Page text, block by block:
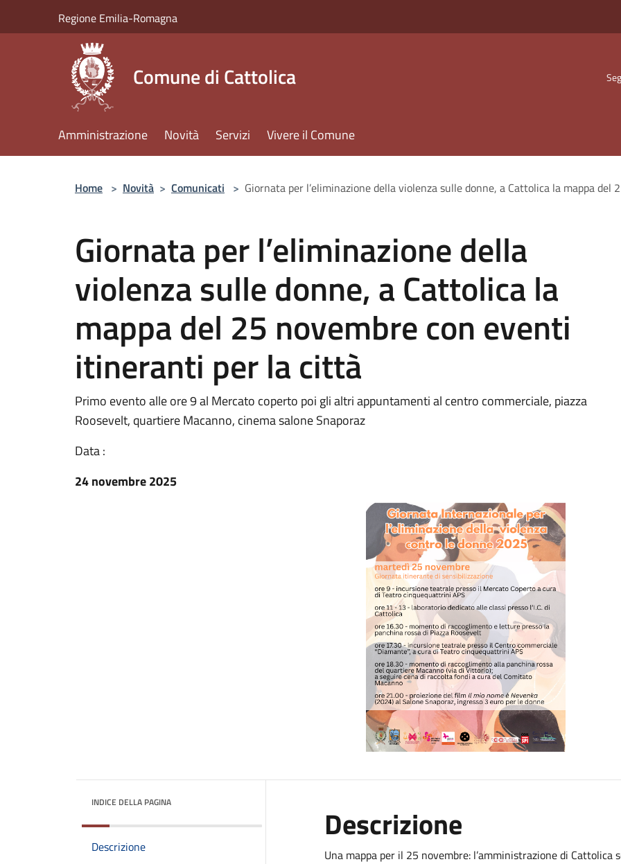
Regione Emilia-Romagna
Comune di Cattolica
Amministrazione Novità Servizi Vivere il Comune
Home > Novità > Comunicati > Giornata per l’eliminazione della violenza sulle donne, a Cattolica la mappa
Giornata per l’eliminazione della
violenza sulle donne, a Cattolica la
mappa del 25 novembre con eventi
itineranti per la città
Primo evento alle ore 9 al Mercato coperto poi gli altri appuntamenti al centro commerciale, piazza
Roosevelt, quartiere Macanno, cinema salone Snaporaz
Data :
24 novembre 2025
INDICE DELLA PAGINA
Descrizione
Descrizione
Una mappa per il 25 novembre: l’amministrazione di Cattolica